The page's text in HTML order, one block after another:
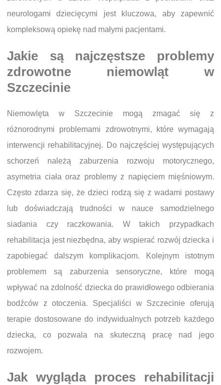
neurologami dziecięcymi jest kluczowa, aby zapewnić
kompleksową opiekę nad małymi pacjentami.
Jakie są najczęstsze problemy
zdrowotne niemowląt w
Szczecinie
Niemowlęta w Szczecinie mogą zmagać się z
różnorodnymi problemami zdrowotnymi, które wymagają
interwencji rehabilitacyjnej. Do najczęściej występujących
schorzeń należą zaburzenia rozwoju motorycznego,
asymetria ciała oraz problemy z napięciem mięśniowym.
Często zdarza się, że dzieci rodzą się z wadami postawy
lub doświadczają trudności w nauce samodzielnego
siadania czy raczkowania. W takich przypadkach
rehabilitacja jest niezbędna, aby wspierać rozwój dziecka i
zapobiegać dalszym komplikacjom. Kolejnym istotnym
problemem są zaburzenia sensoryczne, które mogą
wpływać na zdolność dziecka do prawidłowego odbierania
bodźców z otoczenia. Specjaliści w Szczecinie oferują
terapie dostosowane do indywidualnych potrzeb każdego
dziecka, co pozwala na skuteczną pracę nad jego
rozwojem.
Jak wygląda proces rehabilitacji